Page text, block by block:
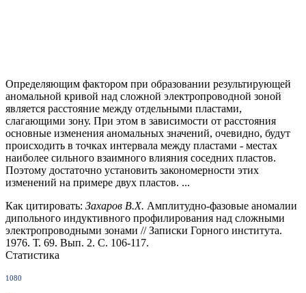
Определяющим фактором при образовании результирующей
аномальной кри­вой над сложной электропроводной зоной
является расстояние между отдель­ными пластами,
слагающими зону. При этом в зависимости от расстояния
основные изменения аномальных значений, очевидно, будут
происходить в точках интервала между пластами - местах
наиболее сильного взаимного влияния соседних пластов.
Поэтому достаточно установить закономерности этих
изменений на примере двух пластов. ...
Как цитировать: Захаров В.Х. Амплитудно-фазовые аномалии
дипольного индуктивного профилирования над сложными
электропроводными зонами // Записки Горного института.
1976. Т. 69. Вып. 2. С. 106-117.
Статистика
1080